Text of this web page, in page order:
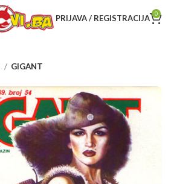
PRIJAVA / REGISTRACIJA 0
GIGANT